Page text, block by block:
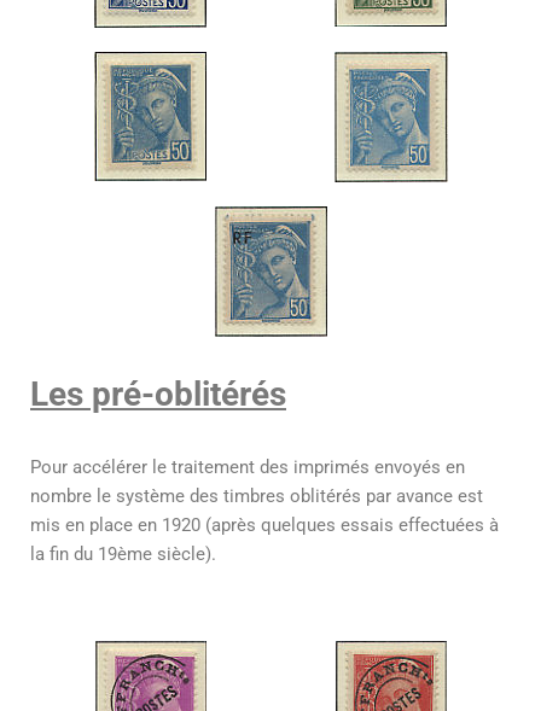
Les pré-oblitérés
Pour accélérer le traitement des imprimés envoyés en
nombre le système des timbres oblitérés par avance est
mis en place en 1920 (après quelques essais effectuées à
la fin du 19ème siècle).